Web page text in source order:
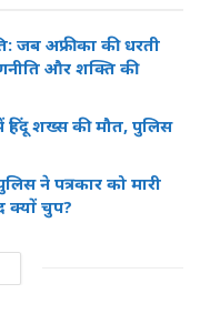
जब अफ्रीका की धरती
और शक्ति की
हिंदू शख्स की मौत, पुलिस
ने पत्रकार को मारी
क्यों चुप?